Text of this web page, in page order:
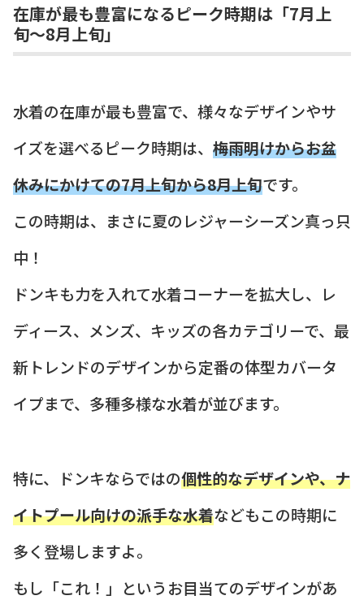
在庫が最も豊富になるピーク時期は「7月上
旬〜8月上旬」
水着の在庫が最も豊富で、様々なデザインやサ
イズを選べるピーク時期は、 梅雨明けからお盆
休みにかけての7月上旬から8月上旬です。
この時期は、まさに夏のレジャーシーズン真っ只
中！
ドンキも力を入れて水着コーナーを拡大し、レ
ディース、メンズ、キッズの各カテゴリーで、最
新トレンドのデザインから定番の体型カバータ
イプまで、多種多様な水着が並びます。
特に、ドンキならではの個性的なデザインや、ナ
イトプール向けの派手な水着などもこの時期に
多く登場しますよ。
もし「これ！」というお目当てのデザインがあ